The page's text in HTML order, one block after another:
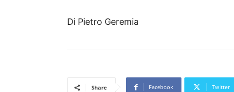
Di Pietro Geremia
Share Facebook Twitter